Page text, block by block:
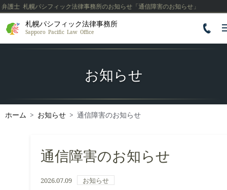
士 札幌パシフィック法律事務所のお知らせ「通信障害のお知らせ」
札幌パシフィック法律事務所
Sapporo Pacific Law Office 
お知らせ
ホーム > お知らせ > 通信障害のお知らせ
通信障害のお知らせ
2026.07.09 お知らせ